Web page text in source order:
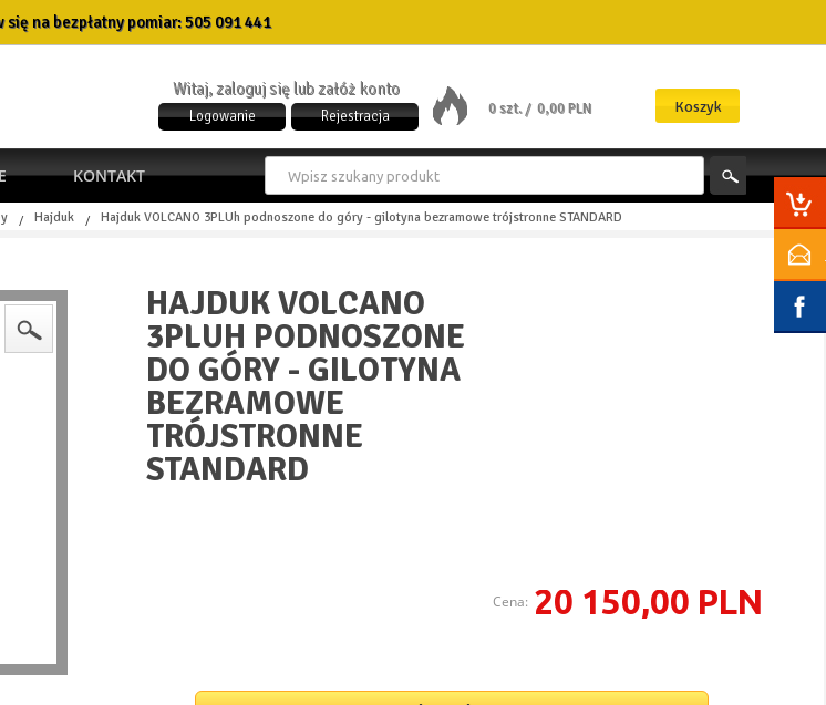
się na bezpłatny pomiar:505 091 441
0 szt. / 0,00 PLN Koszyk
Witaj, zaloguj się lub załóż konto
Rejestracja
Logowanie
KONTAKT
/ Hajduk / Hajduk VOLCANO 3PLUh podnoszone do góry - gilotyna bezramowe trójstronne STANDARD
HAJDUK VOLCANO
3PLUH PODNOSZONE
DO GÓRY - GILOTYNA
BEZRAMOWE
TRÓJSTRONNE
STANDARD
Cena: 20 150,00 PLN